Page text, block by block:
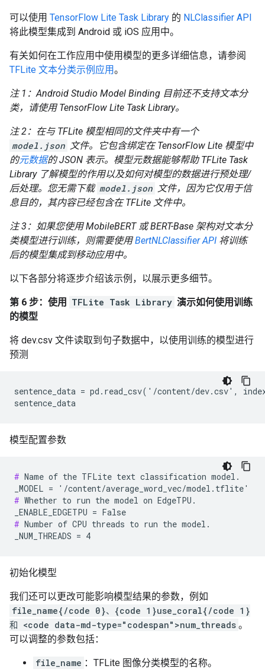
可以使用 TensorFlow Lite Task Library 的 NLClassifier API
将此模型集成到 Android 或 iOS 应用中。
有关如何在工作应用中使用模型的更多详细信息，请参阅
TFLite 文本分类示例应用。
注 1：Android Studio Model Binding 目前还不支持文本分
类，请使用 TensorFlow Lite Task Library。
注 2：在与 TFLite 模型相同的文件夹中有一个
model.json 文件。它包含绑定在 TensorFlow Lite 模型中
的元数据的 JSON 表示。模型元数据能够帮助 TFLite Task
Library 了解模型的作用以及如何对模型的数据进行预处理/
后处理。您无需下载 model.json 文件，因为它仅用于信
息目的，其内容已经包含在 TFLite 文件中。
注 3：如果您使用 MobileBERT 或 BERT-Base 架构对文本分
类模型进行训练，则需要使用BertNLClassifier API 将训练
后的模型集成到移动应用中。
以下各部分将逐步介绍该示例，以展示更多细节。
第 6 步：使用 TFLite Task Library 演示如何使用训练
的模型
将 dev.csv 文件读取到句子数据中，以使用训练的模型进行
预测
sentence_data = pd.read_csv('/content/dev.csv',
模型配置参数
# Name of the TFLite text classification model.
# Whether to run the model on EdgeTPU.
# Number of CPU threads to run the model.
初始化模型
我们还可以更改可能影响模型结果的参数，例如
file_name{/code 0}、{code 1}use_coral{/code 1}
和 <code data-md-type="codespan">num_threads 。
可以调整的参数包括：
file_name ：TFLite 图像分类模型的名称。